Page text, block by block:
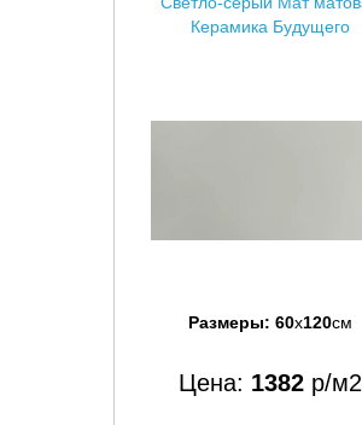
Керамика Будущего
Размеры: 60x120см
Цена: 1382 р/м2